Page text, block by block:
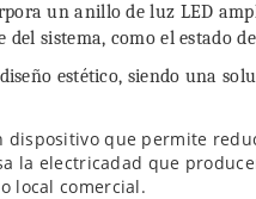
un anillo de luz LED
sistema, como el estado
estético, siendo una
dispositivo que permite
la electricadad que
local comercial.